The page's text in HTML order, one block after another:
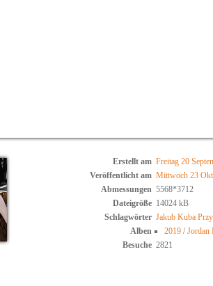
Erstellt am Freitag 20
Veröffentlicht am Mittwoch 23
Abmessungen 5568*3712
Dateigröße 14024 kB
Schlagwörter Jakub Kuba
Alben
2019/Jordan
Besuche 2821